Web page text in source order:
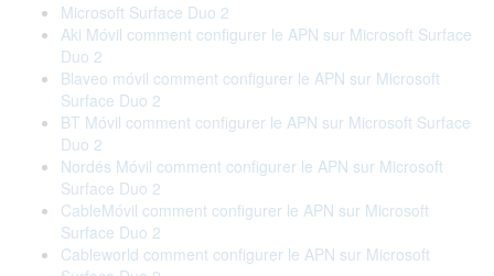
Microsoft Surface Duo 2
Aki Móvil comment configurer le APN sur Microsoft Surface
Duo 2
Blaveo móvil comment configurer le APN sur Microsoft
Surface Duo 2
BT Móvil comment configurer le APN sur Microsoft Surface
Duo 2
Nordés Móvil comment configurer le APN sur Microsoft
Surface Duo 2
CableMóvil comment configurer le APN sur Microsoft
Surface Duo 2
Cableworld comment configurer le APN sur Microsoft